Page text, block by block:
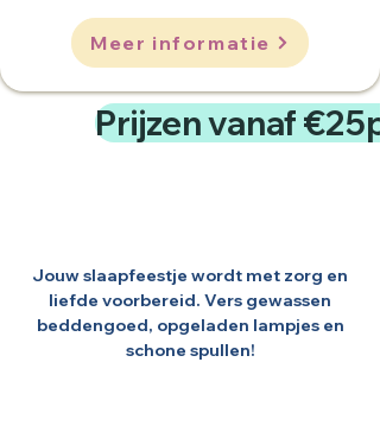
Meer informatie
Prijzen vanaf
Jouw slaapfeestje wordt met zorg en
liefde voorbereid. Vers gewassen
beddengoed, opgeladen lampjes en
schone spullen!